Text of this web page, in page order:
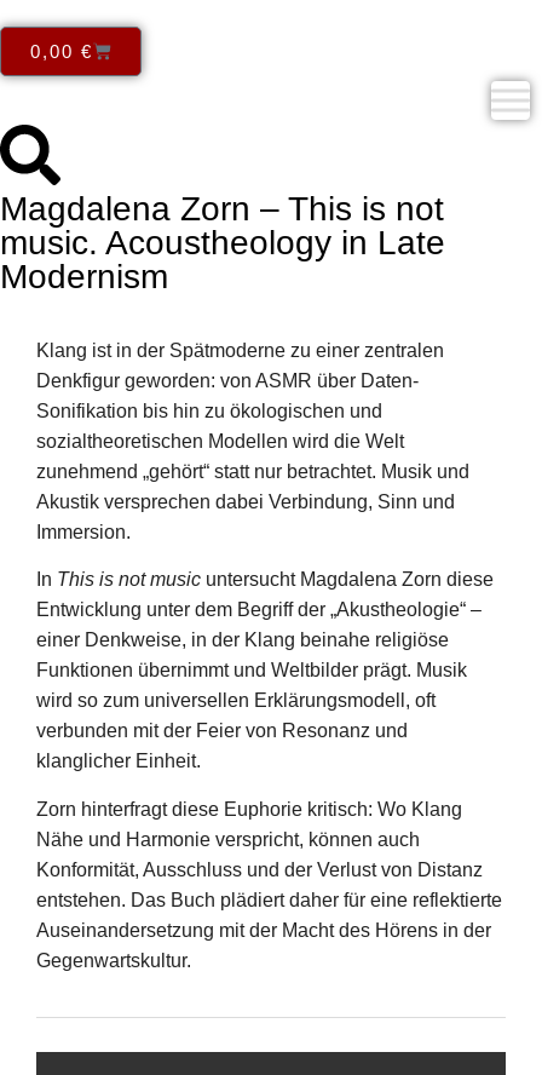
0,00 €
Magdalena Zorn – This is not
music. Acoustheology in Late
Modernism
Klang ist in der Spätmoderne zu einer zentralen
Denkfigur geworden: von ASMR über Daten-
Sonifikation bis hin zu ökologischen und
sozialtheoretischen Modellen wird die Welt
zunehmend „gehört“ statt nur betrachtet. Musik und
Akustik versprechen dabei Verbindung, Sinn und
Immersion.
In This is not music untersucht Magdalena Zorn diese
Entwicklung unter dem Begriff der „Akustheologie“ –
einer Denkweise, in der Klang beinahe religiöse
Funktionen übernimmt und Weltbilder prägt. Musik
wird so zum universellen Erklärungsmodell, oft
verbunden mit der Feier von Resonanz und
klanglicher Einheit.
Zorn hinterfragt diese Euphorie kritisch: Wo Klang
Nähe und Harmonie verspricht, können auch
Konformität, Ausschluss und der Verlust von Distanz
entstehen. Das Buch plädiert daher für eine reflektierte
Auseinandersetzung mit der Macht des Hörens in der
Gegenwartskultur.